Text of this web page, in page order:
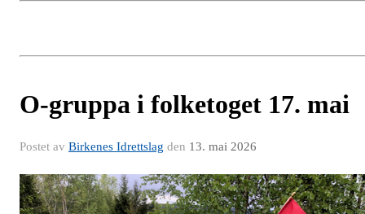
O-gruppa i folketoget 17. mai
Postet av Birkenes Idrettslag den 13. mai 2026